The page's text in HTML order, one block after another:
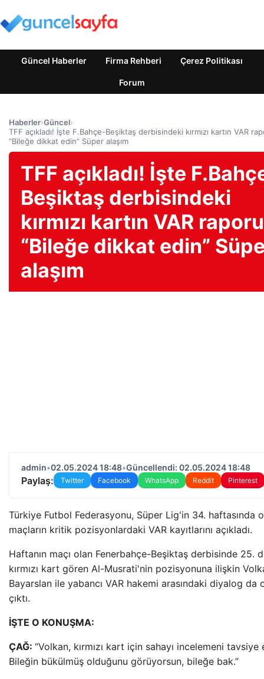
Güncel Haberler Firma Rehberi Çerez Politikası
Forum
Haberler›Güncel›
TFF açıkladı! İşte F.Bahçe-Beşiktaş derbisindeki kırmızı kartın VAR
“Bileğe dikkat edin” Süper alaşım
TFF açıkladı! İşte
Beşiktaş derbisindeki
kırmızı kartın VAR
“Bileğe dikkat edin”
alaşım
admin•02.05.2024 18:48•Güncellendi: 02.05.2024 18:48
Paylaş: Twitter Facebook WhatsApp Reddit Pinterest
Türkiye Futbol Federasyonu, Süper Lig'in 34. haftasında
maçların kritik pozisyonlardaki VAR kayıtlarını açıkladı.
Haftanın maçı olan Fenerbahçe-Beşiktaş derbisinde 25.
kırmızı kart gören Al-Musrati'nin pozisyonuna ilişkin
Bayarslan ile yabancı VAR hakemi arasındaki diyalog da
çıktı.
İŞTE O KONUŞMA:
ÇAĞ: “Volkan, kırmızı kart için sahayı incelemeni tavsiye
Bileğin bükülmüş olduğunu görüyorsun, bileğe bak.”